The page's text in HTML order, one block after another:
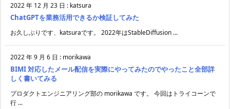
2022 年 12 月 23 日 : katsura
ChatGPTを業務活用できるか検証してみた
お久しぶりです、katsuraです。 2022年はStableDiffusion ...
2022 年 9 月 6 日 : morikawa
BIMI 対応したメール配信を実際にやってみたのでやったこと全部詳
しく書いてみる
プロダクトエンジニアリング部の morikawa です。 今回はトライコーンで
行 ...